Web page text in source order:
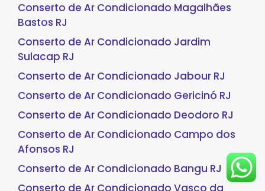
Conserto de Ar Condicionado Magalhães
Bastos RJ
Conserto de Ar Condicionado Jardim
Sulacap RJ
Conserto de Ar Condicionado Jabour RJ
Conserto de Ar Condicionado Gericinó RJ
Conserto de Ar Condicionado Deodoro RJ
Conserto de Ar Condicionado Campo dos
Afonsos RJ
Conserto de Ar Condicionado Bangu RJ
Conserto de Ar Condicionado Vasco da